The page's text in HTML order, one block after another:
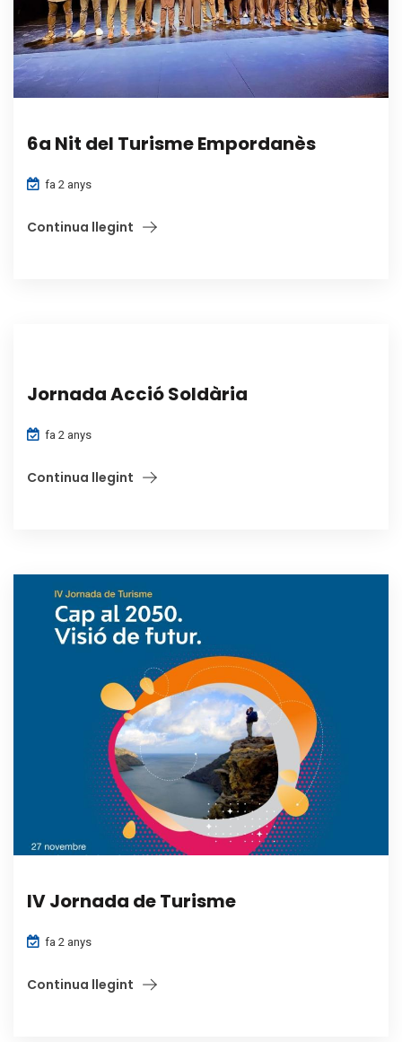
6a Nit del Turisme Empordanès
fa 2 anys
Continua llegint
Jornada Acció Soldària
fa 2 anys
Continua llegint
IV Jornada de Turisme
fa 2 anys
Continua llegint